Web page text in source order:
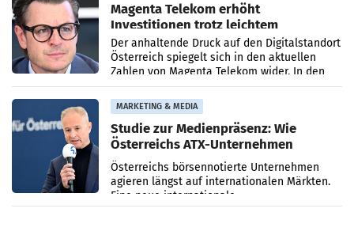
Magenta Telekom erhöht
Investitionen trotz leichtem
Umsatzrückgang
Der anhaltende Druck auf den Digitalstandort
Österreich spiegelt sich in den aktuellen
Zahlen von Magenta Telekom wider. In den
ersten sechs Monaten des laufenden Jahres
verzeichnete
MARKETING & MEDIA
Studie zur Medienpräsenz: Wie
Österreichs ATX-Unternehmen
international wahrgenommen
werden
Österreichs börsennotierte Unternehmen
agieren längst auf internationalen Märkten.
Eine neue internationale
Medienresonanzanalyse untersucht die